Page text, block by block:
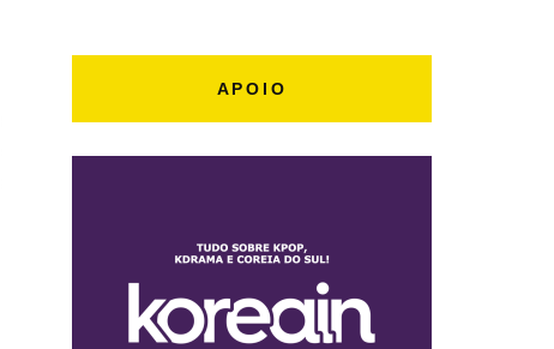
APOIO